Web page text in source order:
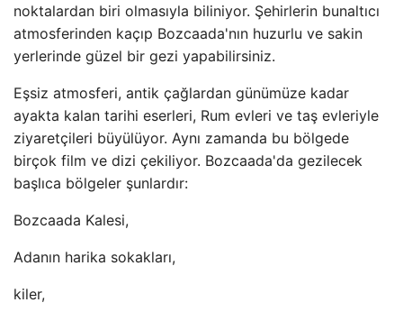
noktalardan biri olmasıyla biliniyor. Şehirlerin bunaltıcı
atmosferinden kaçıp Bozcaada'nın huzurlu ve sakin
yerlerinde güzel bir gezi yapabilirsiniz.
Eşsiz atmosferi, antik çağlardan günümüze kadar
ayakta kalan tarihi eserleri, Rum evleri ve taş evleriyle
ziyaretçileri büyülüyor. Aynı zamanda bu bölgede
birçok film ve dizi çekiliyor. Bozcaada'da gezilecek
başlıca bölgeler şunlardır:
Bozcaada Kalesi,
Adanın harika sokakları,
kiler,